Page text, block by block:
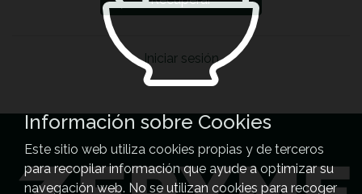
Iniciar sesión
Información sobre Cookies
Este sitio web utiliza cookies propias y de terceros
para recopilar información que ayude a optimizar su
navegación web. No se utilizan cookies para recoger